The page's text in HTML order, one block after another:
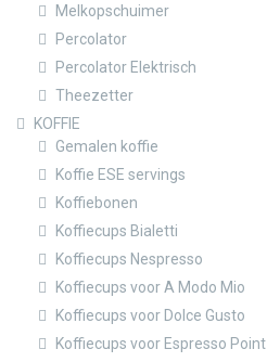
Melkopschuimer
Percolator
Percolator Elektrisch
Theezetter
KOFFIE
Gemalen koffie
Koffie ESE servings
Koffiebonen
Koffiecups Bialetti
Koffiecups Nespresso
Koffiecups voor A Modo Mio
Koffiecups voor Dolce Gusto
Koffiecups voor Espresso Point